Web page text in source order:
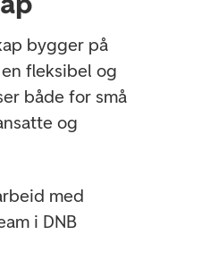
bygger på
fleksibel og
både for små
og
med
i DNB